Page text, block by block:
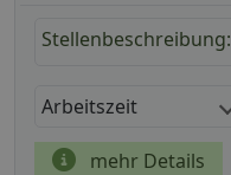
Stellenbeschreibung:
Arbeitszeit
mehr Details